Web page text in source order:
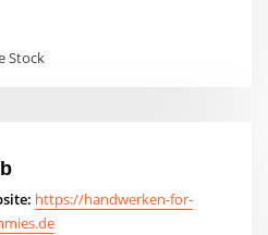
Stock
https://handwerken-for-